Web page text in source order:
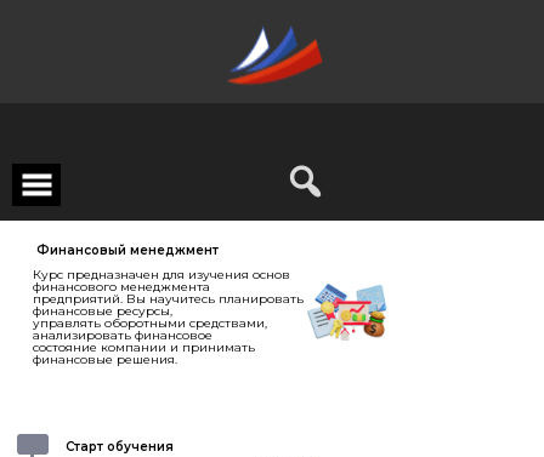
Финансовый менеджмент
Курс предназначен для изучения основ
финансового менеджмента
предприятий. Вы научитесь планировать
финансовые ресурсы,
управлять оборотными средствами,
анализировать финансовое
состояние компании и принимать
финансовые решения.
Старт обучения